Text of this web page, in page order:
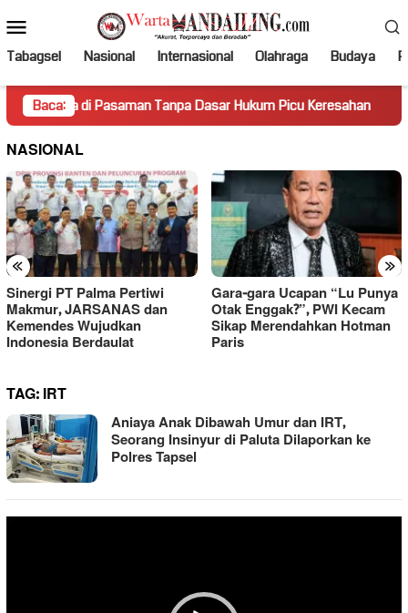
ke
kontenMobile
Tabagsel Nasional Internasional Olahraga Budaya
Baca:
di Pasaman Tanpa Dasar Hukum Picu Keresahan Truk
NASIONAL
« »
Sinergi PT Palma Pertiwi
Makmur, JARSANAS dan
Kemendes Wujudkan
Indonesia Berdaulat
Gara-gara Ucapan “Lu Punya
Otak Enggak?”, PWI Kecam
Sikap Merendahkan Hotman
Paris
TAG:IRT
Aniaya Anak Dibawah Umur dan IRT,
Seorang Insinyur di Paluta Dilaporkan ke
Polres Tapsel